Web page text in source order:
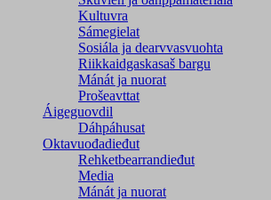
Kultuvra
Sámegielat
Sosiála ja dearvvasvuohta
Riikkaidgaskasaš bargu
Mánát ja nuorat
Prošeavttat
Áigeguovdil
Dáhpáhusat
Oktavuođadieđut
Rehketbearrandieđut
Media
Mánát ja nuorat